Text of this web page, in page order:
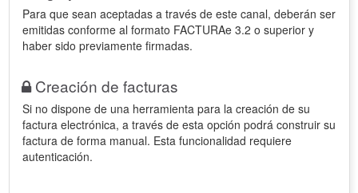
Para que sean aceptadas a través de este canal, deberán ser
emitidas conforme al formato FACTURAe 3.2 o superior y
haber sido previamente firmadas.
Creación de facturas
Si no dispone de una herramienta para la creación de su
factura electrónica, a través de esta opción podrá construir su
factura de forma manual. Esta funcionalidad requiere
autenticación.